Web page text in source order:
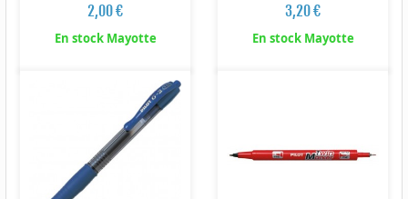
2,00 €
En stock Mayotte
3,20 €
En stock Mayotte